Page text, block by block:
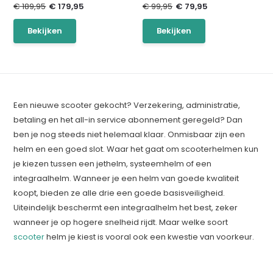
€ 189,95 € 179,95
Bekijken
€ 99,95 € 79,95
Bekijken
Een nieuwe scooter gekocht? Verzekering, administratie,
betaling en het all-in service abonnement geregeld? Dan
ben je nog steeds niet helemaal klaar. Onmisbaar zijn een
helm en een goed slot. Waar het gaat om scooterhelmen kun
je kiezen tussen een jethelm, systeemhelm of een
integraalhelm. Wanneer je een helm van goede kwaliteit
koopt, bieden ze alle drie een goede basisveiligheid.
Uiteindelijk beschermt een integraalhelm het best, zeker
wanneer je op hogere snelheid rijdt. Maar welke soort
scooterhelm je kiest is vooral ook een kwestie van voorkeur.